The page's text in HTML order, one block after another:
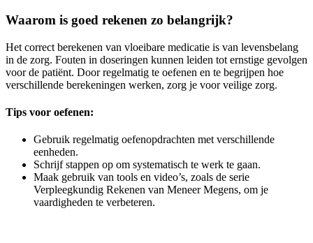
Waarom is goed rekenen zo belangrijk?
Het correct berekenen van vloeibare medicatie is van levensbelang
in de zorg. Fouten in doseringen kunnen leiden tot ernstige gevolgen
voor de patiënt. Door regelmatig te oefenen en te begrijpen hoe
verschillende berekeningen werken, zorg je voor veilige zorg.
Tips voor oefenen:
Gebruik regelmatig oefenopdrachten met verschillende
eenheden.
Schrijf stappen op om systematisch te werk te gaan.
Maak gebruik van tools en video’s, zoals de serie
Verpleegkundig Rekenen van Meneer Megens, om je
vaardigheden te verbeteren.